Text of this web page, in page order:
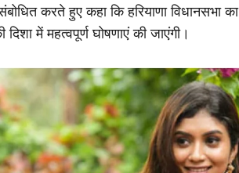
करते हुए कहा कि हरियाणा
में महत्वपूर्ण घोषणाएं की जाएंगी।